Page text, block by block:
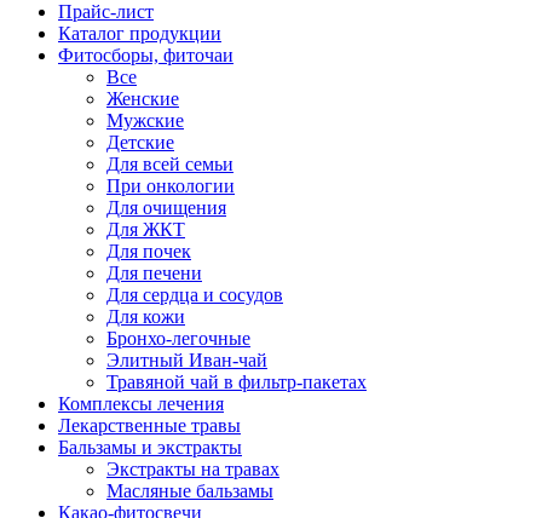
Прайс-лист
Каталог продукции
Фитосборы, фиточаи
Все
Женские
Мужские
Детские
Для всей семьи
При онкологии
Для очищения
Для ЖКТ
Для почек
Для печени
Для сердца и сосудов
Для кожи
Бронхо-легочные
Элитный Иван-чай
Травяной чай в фильтр-пакетах
Комплексы лечения
Лекарственные травы
Бальзамы и экстракты
Экстракты на травах
Масляные бальзамы
Какао-фитосвечи